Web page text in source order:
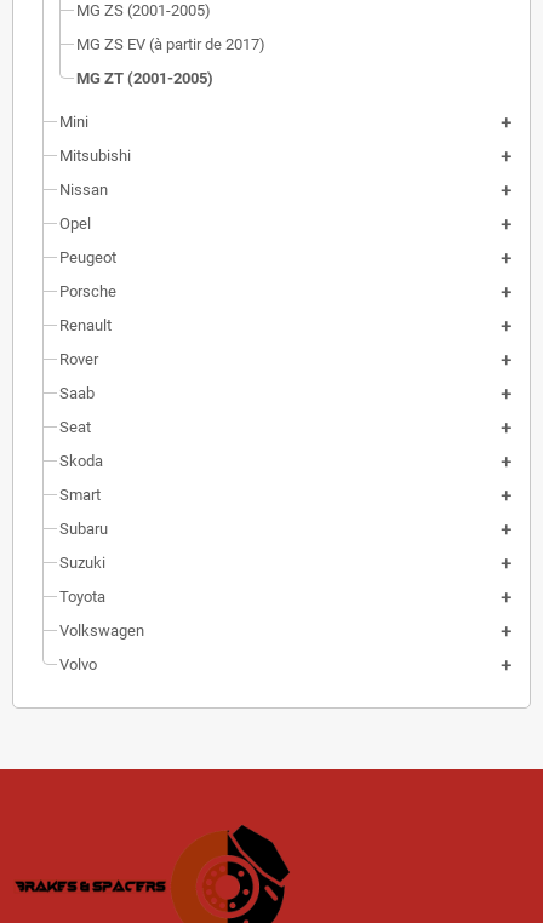
MG ZS (2001-2005)
MG ZS EV (à partir de 2017)
MG ZT (2001-2005)
Mini
Mitsubishi
Nissan
Opel
Peugeot
Porsche
Renault
Rover
Saab
Seat
Skoda
Smart
Subaru
Suzuki
Toyota
Volkswagen
Volvo